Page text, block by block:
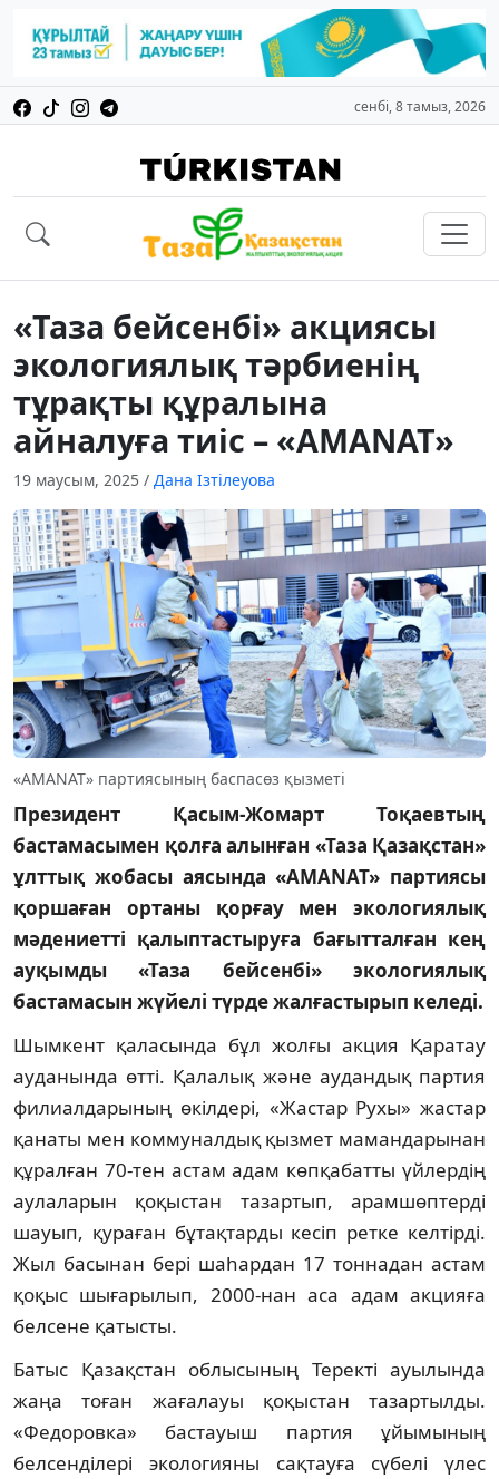
сенбі, 8 тамыз, 2026
«Таза бейсенбі» акциясы
экологиялық тәрбиенің
тұрақты құралына
айналуға тиіс – «AMANAT»
19 маусым, 2025 / Дана Ізтілеуова
«AMANAT» партиясының баспасөз қызметі
Президент Қасым-Жомарт Тоқаевтың
бастамасымен қолға алынған «Таза Қазақстан»
ұлттық жобасы аясында «AMANAT» партиясы
қоршаған ортаны қорғау мен экологиялық
мәдениетті қалыптастыруға бағытталған кең
ауқымды «Таза бейсенбі» экологиялық
бастамасын жүйелі түрде жалғастырып келеді.
Шымкент қаласында бұл жолғы акция Қаратау
ауданында өтті. Қалалық және аудандық партия
филиалдарының өкілдері, «Жастар Рухы» жастар
қанаты мен коммуналдық қызмет мамандарынан
құралған 70-тен астам адам көпқабатты үйлердің
аулаларын қоқыстан тазартып, арамшөптерді
шауып, қураған бұтақтарды кесіп ретке келтірді.
Жыл басынан бері шаһардан 17 тоннадан астам
қоқыс шығарылып, 2000-нан аса адам акцияға
белсене қатысты.
Батыс Қазақстан облысының Теректі ауылында
жаңа тоған жағалауы қоқыстан тазартылды.
«Федоровка» бастауыш партия ұйымының
белсенділері экологияны сақтауға сүбелі үлес